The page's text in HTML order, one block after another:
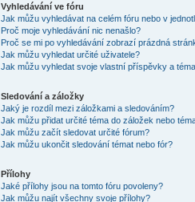
Vyhledávání ve fóru
Jak můžu vyhledávat na celém fóru nebo v
Proč moje vyhledávání nic nenašlo?
Proč se mi po vyhledávání zobrazí prázdná
Jak můžu vyhledat určité uživatele?
Jak můžu vyhledat svoje vlastní příspěvky a
Sledování a záložky
Jaký je rozdíl mezi záložkami a sledováním?
Jak můžu přidat určité téma do záložek nebo
Jak můžu začít sledovat určité fórum?
Jak můžu ukončit sledování témat nebo fór?
Přílohy
Jaké přílohy jsou na tomto fóru povoleny?
Jak můžu najít všechny svoje přílohy?